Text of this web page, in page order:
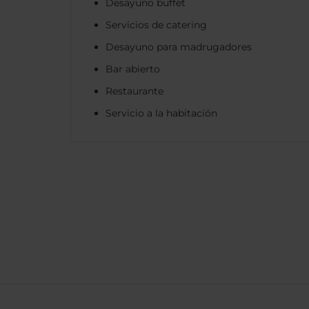
Desayuno buffet
Servicios de catering
Desayuno para madrugadores
Bar abierto
Restaurante
Servicio a la habitación